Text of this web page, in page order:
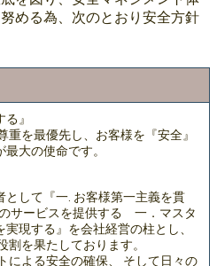
める為、次のとおり安全方針
』
を最優先し、お客様を『安全』
大の使命です。
して『一. お客様第一主義を貫
サービスを提供する 一．マスタ
現する』を会社経営の柱とし、
割を果たしております。
による安全の確保、 そして日々の